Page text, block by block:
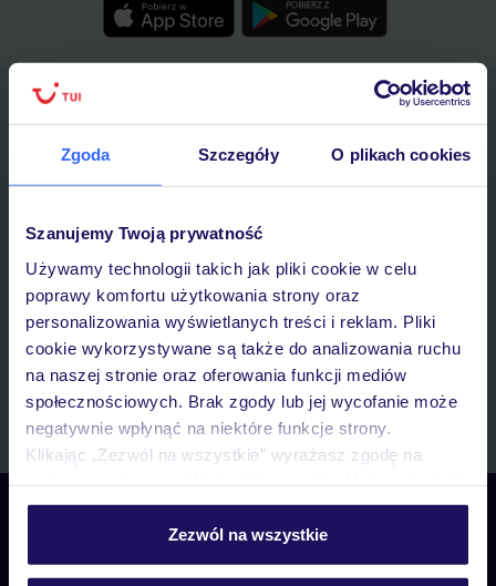
Zgoda Szczegóły O plikach cookies
Szanujemy Twoją prywatność
Używamy technologii takich jak pliki cookie w celu
poprawy komfortu użytkowania strony oraz
personalizowania wyświetlanych treści i reklam. Pliki
cookie wykorzystywane są także do analizowania ruchu
na naszej stronie oraz oferowania funkcji mediów
społecznościowych. Brak zgody lub jej wycofanie może
negatywnie wpłynąć na niektóre funkcje strony.
Klikając „Zezwól na wszystkie” wyrażasz zgodę na
personalizować swój wybór wchodząc w zakładkę
Szczegółowe informacje o plikach cookie znajdziesz
Zezwól na wszystkie
IMIĘ*
Wyrażam zgodę na przetwarzanie danych osobowych przez TUI
Poland Sp. z o.o. i TUI Poland Dystrybucja Sp. z o.o. w celach
marketingowych, w zakresie oraz celu wskazanym w
„Informacji o
przetwarzaniu danych osobowych”
, poprzez elektroniczną formę
komunikacji (e-mail), także z użyciem tzw. automatycznych
systemów wywołujących.
Zapisz się
Telefoniczne Centrum Rezerwacji
pon. – pt. 08:00–22:00, sob. – niedz. 09:00–21:00